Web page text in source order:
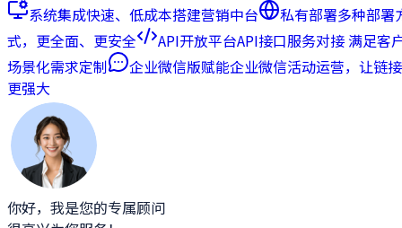
系统集成快速、低成本搭建营销中台 私有部署多种部署
式，更全面、更安全
API开放平台API接口服务对接 满足客
场景化需求定制
企业微信版赋能企业微信活动运营，让链接
更强大
你好，我是您的专属顾问